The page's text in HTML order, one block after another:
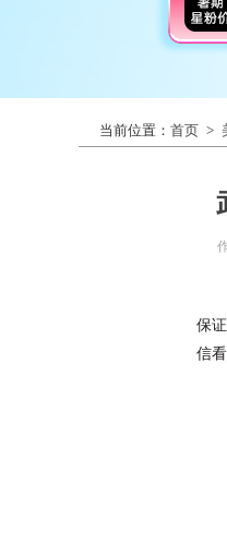
当前位置： 首页 >
保
信